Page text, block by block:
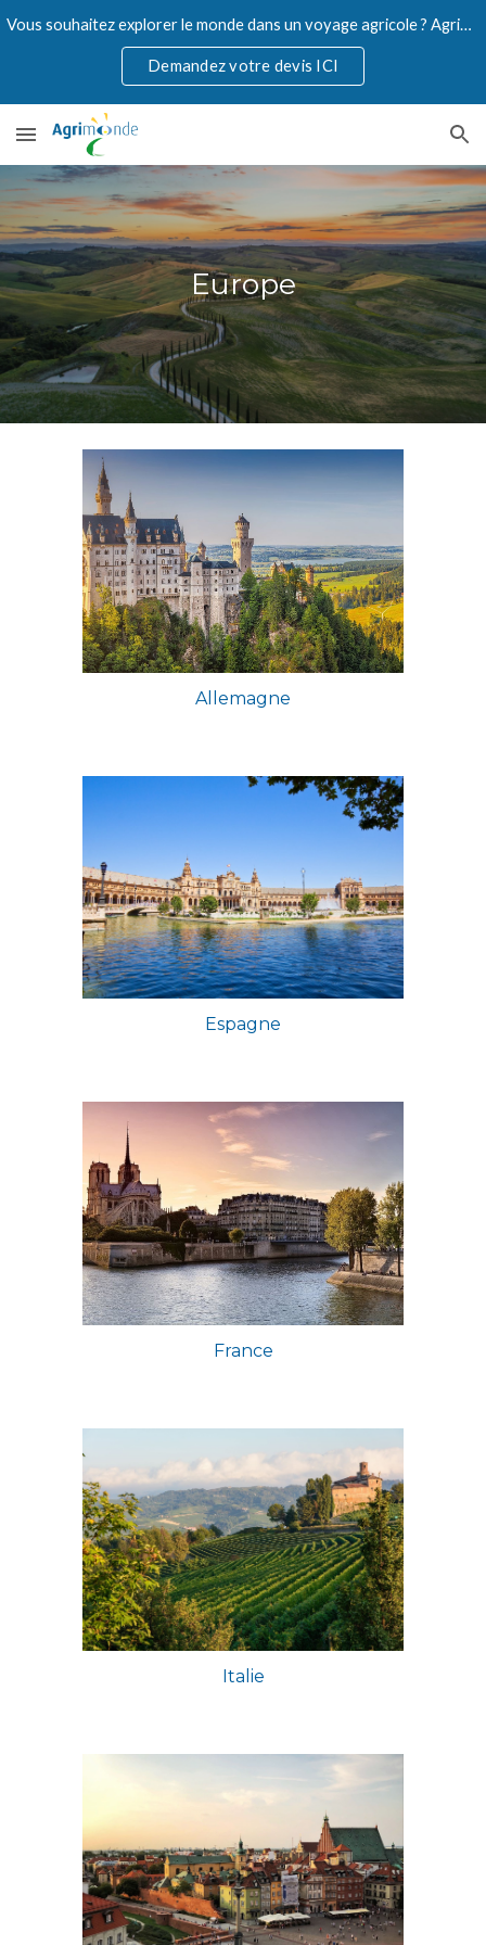
Skip to main content Skip to navigation
Vous souhaitez explorer le monde dans un voyage agricole ? Agrimonde accompagne les professionnels de l'agriculture.
Demandez votre devis ICI
Europe
Allemagne
Espagne
France
Italie